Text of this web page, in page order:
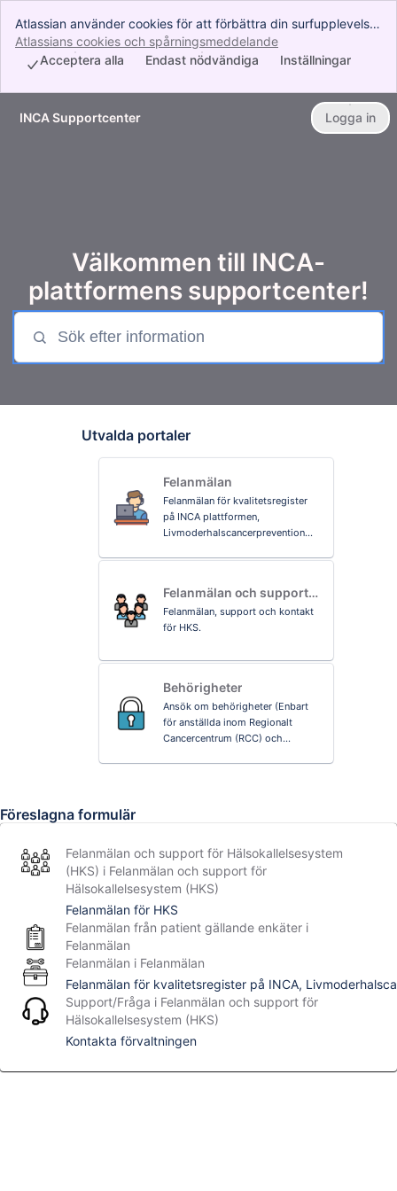
Atlassian använder cookies för att förbättra din surfupplevelse,
utföra analyser och undersökningar samt genomföra reklam.
Acceptera alla cookies för att visa att du godkänner vår
Atlassians cookies och spårningsmeddelande
Inställningar
Endast nödvändiga
Acceptera alla
Gå till huvudinnehåll
INCA Supportcenter Logga in
Välkommen till INCA-
plattformens supportcenter!
Utvalda portaler
Felanmälan
Felanmälan för kvalitetsregister
på INCA plattformen,
Livmoderhalscancerprevention
patientöversikt (IPÖ).
Felanmälan och support
för Hälsokallelsesystem
(HKS)
Felanmälan, support och kontakt
för HKS.
Behörigheter
Ansök om behörigheter (Enbart
för anställda inom Regionalt
Cancercentrum (RCC) och
Föreslagna formulär
Felanmälan och support för Hälsokallelsesystem
(HKS) i Felanmälan och support för
Hälsokallelsesystem (HKS)
Felanmälan för HKS
Felanmälan från patient gällande enkäter i
Felanmälan
Felanmälan i Felanmälan
Support/Fråga i Felanmälan och support för
Hälsokallelsesystem (HKS)
Kontakta förvaltningen